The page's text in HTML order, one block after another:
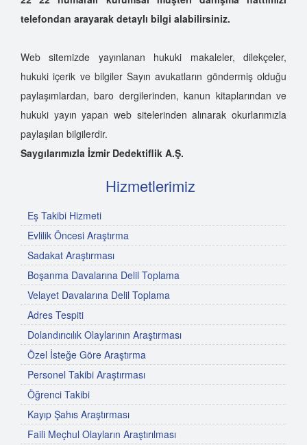
telefondan arayarak detaylı bilgi alabilirsiniz.
Web sitemizde yayınlanan hukuki makaleler, dilekçeler,
hukuki içerik ve bilgiler Sayın avukatların göndermiş olduğu
paylaşımlardan, baro dergilerinden, kanun kitaplarından ve
hukuki yayın yapan web sitelerinden alınarak okurlarımızla
paylaşılan bilgilerdir.
Saygılarımızla İzmir Dedektiflik A.Ş.
Hizmetlerimiz
Eş Takibi Hizmeti
Evlilik Öncesi Araştırma
Sadakat Araştırması
Boşanma Davalarına Delil Toplama
Velayet Davalarına Delil Toplama
Adres Tespiti
Dolandırıcılık Olaylarının Araştırması
Özel İsteğe Göre Araştırma
Personel Takibi Araştırması
Öğrenci Takibi
Kayıp Şahıs Araştırması
Faili Meçhul Olayların Araştırılması